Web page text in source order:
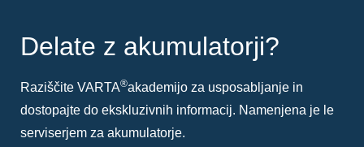
Delate z akumulatorji?
Raziščite VARTA®akademijo za usposabljanje in
dostopajte do ekskluzivnih informacij. Namenjena je le
serviserjem za akumulatorje.